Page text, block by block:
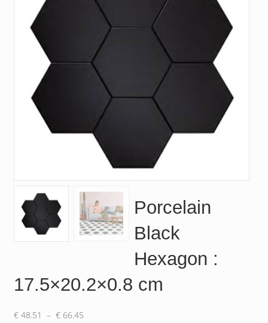
Porcelain
Black
Hexagon :
17.5×20.2×0.8 cm
€48.51 – €66.45Plage